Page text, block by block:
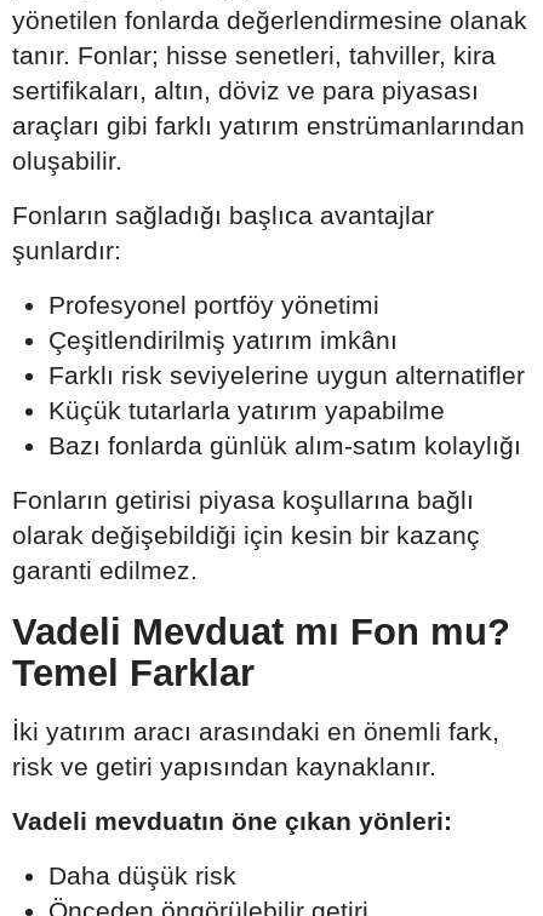
yönetilen fonlarda değerlendirmesine olanak
tanır. Fonlar; hisse senetleri, tahviller, kira
sertifikaları, altın, döviz ve para piyasası
araçları gibi farklı yatırım enstrümanlarından
oluşabilir.
Fonların sağladığı başlıca avantajlar
şunlardır:
Profesyonel portföy yönetimi
Çeşitlendirilmiş yatırım imkânı
Farklı risk seviyelerine uygun alternatifler
Küçük tutarlarla yatırım yapabilme
Bazı fonlarda günlük alım-satım kolaylığı
Fonların getirisi piyasa koşullarına bağlı
olarak değişebildiği için kesin bir kazanç
garanti edilmez.
Vadeli Mevduat mı Fon mu?
Temel Farklar
İki yatırım aracı arasındaki en önemli fark,
risk ve getiri yapısından kaynaklanır.
Vadeli mevduatın öne çıkan yönleri:
Daha düşük risk
Önceden öngörülebilir getiri